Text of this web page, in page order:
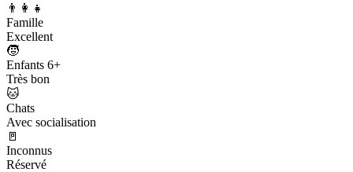
👨‍👩‍👧
Famille
Excellent
🧒
Enfants 6+
Très bon
🐱
Chats
Avec socialisation
🚪
Inconnus
Réservé